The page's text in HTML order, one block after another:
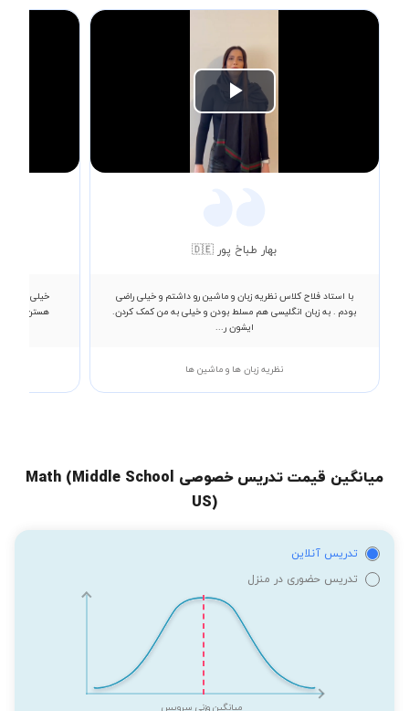
Play
Video
بهار طباخ پور 🇩🇪
با استاد فلاح کلاس نظریه زبان و ماشین رو داشتم و خیلی راضی
بودم . به زبان انگلیسی هم مسلط بودن و خیلی به من کمک کردن.
ایشون ر...
نظریه زبان ها و ماشین ها
خیلی از
هستن، کلاس
میانگین قیمت تدریس خصوصی Math (Middle School
US)
تدریس آنلاین
تدریس حضوری در منزل
میانگین وزنی سرویس